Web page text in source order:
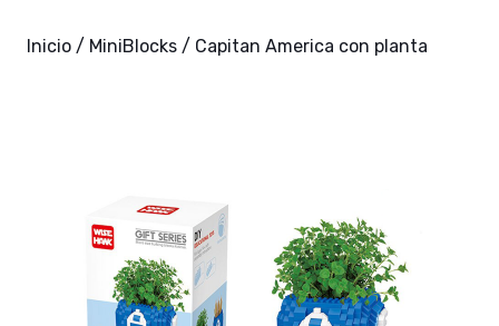
Inicio / MiniBlocks / Capitan America con planta